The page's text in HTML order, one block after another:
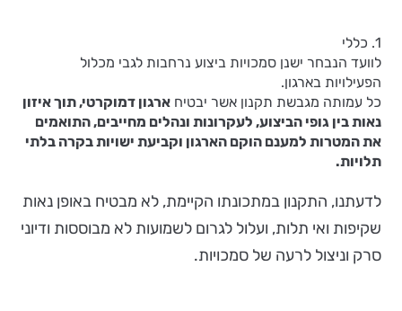
1. כללי
לוועד הנבחר ישנן סמכויות ביצוע נרחבות לגבי מכלול
הפעילויות בארגון.
כל עמותה מגבשת תקנון אשר יבטיח ארגון דמוקרטי, תוך איזון
נאות בין גופי הביצוע, לעקרונות ונהלים מחייבים, התואמים
את המטרות למענם הוקם הארגון וקביעת ישויות בקרה בלתי
תלויות.
לדעתנו, התקנון במתכונתו הקיימת, לא מבטיח באופן נאות
שקיפות ואי תלות, ועלול לגרום לשמועות לא מבוססות ודיוני
סרק וניצול לרעה של סמכויות.